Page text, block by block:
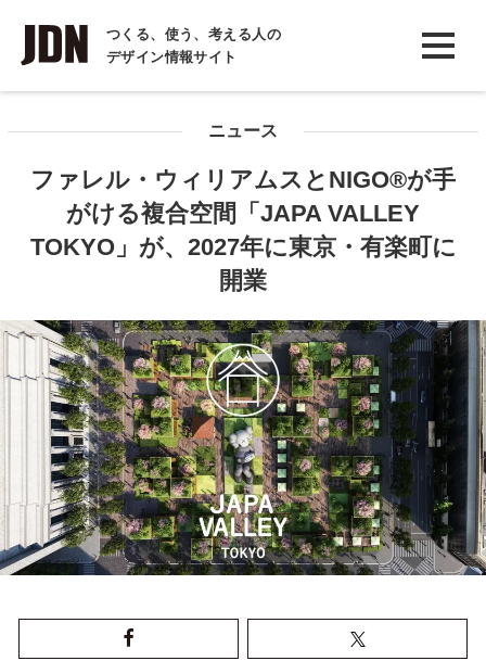
つくる、使う、考える人の
デザイン情報サイト
INTERVIEW
インタビュー
COLUMN
コラム
ニュース
ファレル・ウィリアムスとNIGO®が手
がける複合空間「JAPA VALLEY
TOKYO」が、2027年に東京・有楽町に
開業